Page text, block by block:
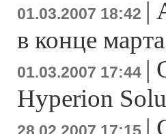
01.03.2007 18:42 |
в конце марта
01.03.2007 17:44 |
Hyperion
|